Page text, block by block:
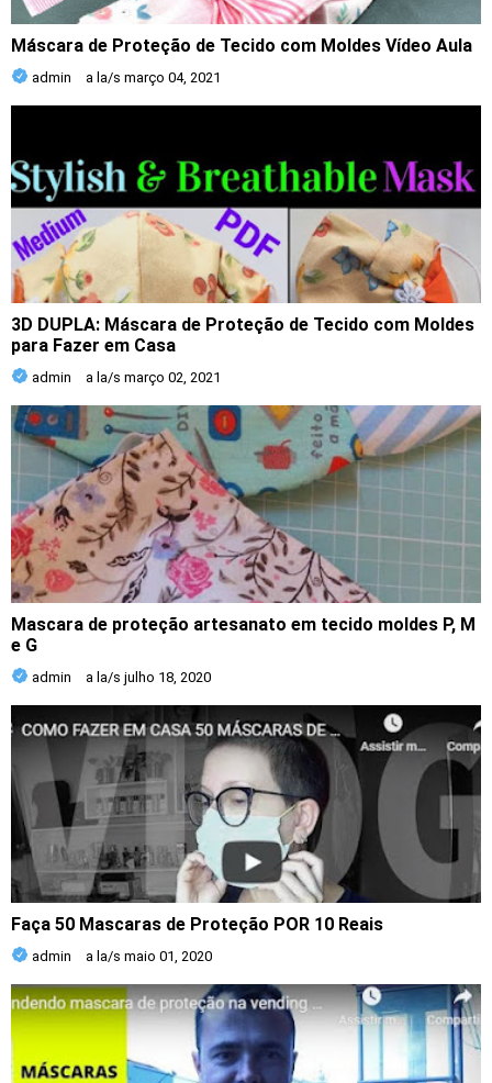
Máscara de Proteção de Tecido com Moldes Vídeo Aula
admin a la/s março 04, 2021
3D DUPLA: Máscara de Proteção de Tecido com Moldes
para Fazer em Casa
admin a la/s março 02, 2021
Mascara de proteção artesanato em tecido moldes P, M
e G
admin a la/s julho 18, 2020
Faça 50 Mascaras de Proteção POR 10 Reais
admin a la/s maio 01, 2020